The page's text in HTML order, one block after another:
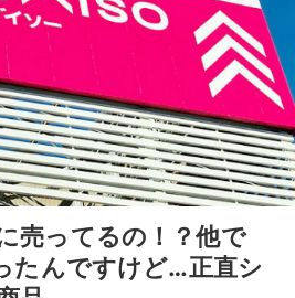
売ってるの！？他で
たんですけど…正直シ